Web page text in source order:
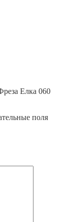
Елка 060
поля